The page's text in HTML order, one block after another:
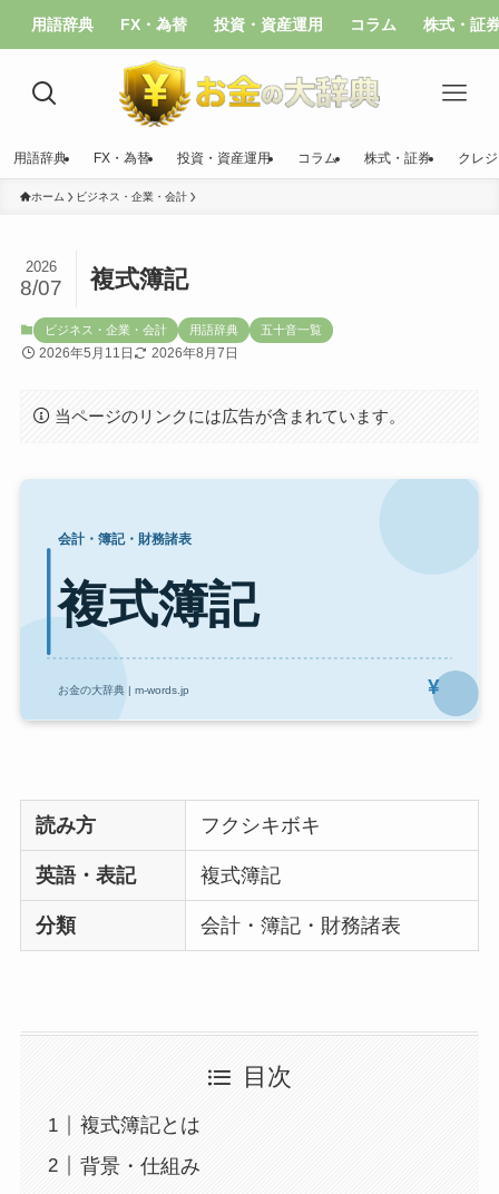
用語辞典 FX・為替 投資・資産運用 コラム 株式・証
用語辞典 FX・為替 投資・資産運用 コラム 株式・証券 クレ
ホーム ビジネス・企業・会計
複式簿記
2026
8/07
ビジネス・企業・会計 用語辞典 五十音一覧
2026年5月11日 2026年8月7日
当ページのリンクには広告が含まれています。
読み方 フクシキボキ
英語・表記 複式簿記
分類 会計・簿記・財務諸表
目次
複式簿記とは
背景・仕組み